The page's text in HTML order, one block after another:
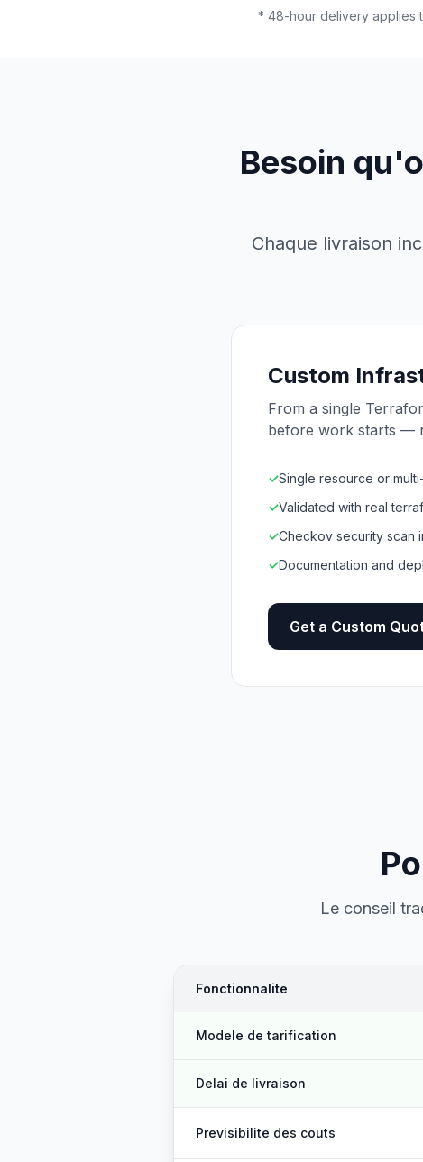
* 48-hour delivery applies
Besoin
Chaque livraison
Custom
From a single
before work starts —
✓Single resource or
✓Validated with real
✓Checkov security scan
✓Documentation and
Get a Custom
Le conseil
Fonctionnalite
Modele de tarification
Delai de livraison
Previsibilite des couts